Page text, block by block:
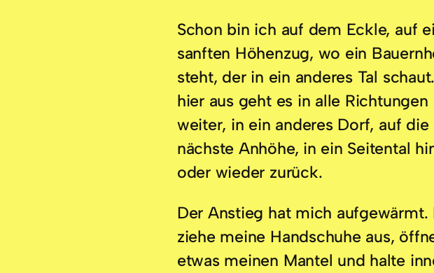
Schon bin ich auf dem Eckle, auf
sanften Höhenzug, wo ein
steht, der in ein anderes Tal
hier aus geht es in alle Richtungen
weiter, in ein anderes Dorf, auf die
nächste Anhöhe, in ein Seitental
oder wieder zurück.
Der Anstieg hat mich aufgewärmt.
ziehe meine Handschuhe aus,
etwas meinen Mantel und halte